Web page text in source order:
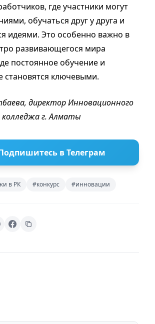
где участники могут
обучаться друг у друга и
идеями. Это особенно важно в
развивающегося мира
постоянное обучение и
становятся ключевыми.
директорИнновационного
колледжа г. Алматы
в Телеграм
в РК #конкурс #инновации